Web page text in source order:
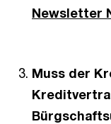
Newsletter
Muss der